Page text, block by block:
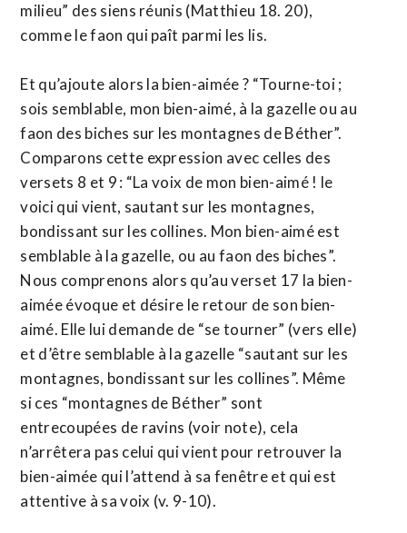
milieu” des siens réunis (Matthieu 18. 20),
comme le faon qui paît parmi les lis.
Et qu’ajoute alors la bien-aimée ? “Tourne-toi ;
sois semblable, mon bien-aimé, à la gazelle ou au
faon des biches sur les montagnes de Béther”.
Comparons cette expression avec celles des
versets 8 et 9 : “La voix de mon bien-aimé ! le
voici qui vient, sautant sur les montagnes,
bondissant sur les collines. Mon bien-aimé est
semblable à la gazelle, ou au faon des biches”.
Nous comprenons alors qu’au verset 17 la bien-
aimée évoque et désire le retour de son bien-
aimé. Elle lui demande de “se tourner” (vers elle)
et d’être semblable à la gazelle “sautant sur les
montagnes, bondissant sur les collines”. Même
si ces “montagnes de Béther” sont
entrecoupées de ravins (voir note), cela
n’arrêtera pas celui qui vient pour retrouver la
bien-aimée qui l’attend à sa fenêtre et qui est
attentive à sa voix (v. 9-10).